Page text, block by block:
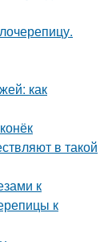
как
в такой
к
к